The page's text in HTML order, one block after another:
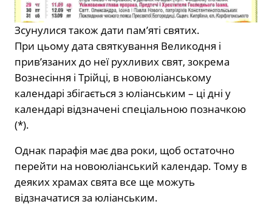
Зсунулися також дати пам’яті святих.
При цьому дата святкування Великодня і
прив’язаних до неї рухливих свят, зокрема
Вознесіння і Трійці, в новоюліанському
календарі збігається з юліанським – ці дні у
календарі відзначені спеціальною позначкою
(*).
Однак парафія має два роки, щоб остаточно
перейти на новоюліанський календар. Тому в
деяких храмах свята все ще можуть
відзначатися за юліанським.